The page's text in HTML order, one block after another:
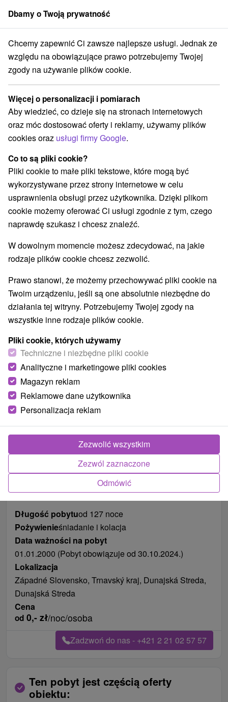
członek grupySorger
Gorący Halloween w basenach Thermalparku z bogatym
Gorący Halloween w basenach
Thermalparku z bogatym
programem animacyjnym
Oferta wygasła! Wybierz poniżej z aktualnych ofert.
Hotel Therma Nea★★★★Dunajská Streda
Dunajská Streda
Przejdź do lokalizacji
9,0 doskonały·341 recenzji
Zdjęcia od klientów+13
Długość pobytuod 127 noce
Pożywienieśniadanie i kolacja
Data ważności na pobyt
01.01.2000 (Pobyt obowiązuje od 30.10.2024.)
Lokalizacja
Západné Slovensko, Trnavský kraj, Dunajská Streda,
Dunajská Streda
Cena
od 0,- zł/noc/osoba
Zadzwoń do nas - +421 2 21 02 57 57
Ten pobyt jest częścią oferty
obiektu:
Dbamy o Twoją prywatność
Chcemy zapewnić Ci zawsze najlepsze usługi. Jednak ze
względu na obowiązujące prawo potrzebujemy Twojej
zgody na używanie plików cookie.
Więcej o personalizacji i pomiarach
Aby wiedzieć, co dzieje się na stronach internetowych
oraz móc dostosować oferty i reklamy, używamy plików
cookies oraz usługi firmy Google.
Co to są pliki cookie?
Pliki cookie to małe pliki tekstowe, które mogą być
wykorzystywane przez strony internetowe w celu
usprawnienia obsługi przez użytkownika. Dzięki plikom
cookie możemy oferować Ci usługi zgodnie z tym, czego
naprawdę szukasz i chcesz znaleźć.
W dowolnym momencie możesz zdecydować, na jakie
rodzaje plików cookie chcesz zezwolić.
Prawo stanowi, że możemy przechowywać pliki cookie na
Twoim urządzeniu, jeśli są one absolutnie niezbędne do
działania tej witryny. Potrzebujemy Twojej zgody na
wszystkie inne rodzaje plików cookie.
Pliki cookie, których używamy
Techniczne i niezbędne pliki cookie
Analityczne i marketingowe pliki cookies
Magazyn reklam
Reklamowe dane użytkownika
Personalizacja reklam
Odmówić
Zezwól zaznaczone
Zezwolić wszystkim